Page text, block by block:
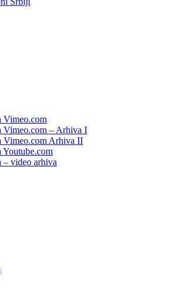
Vimeo.com
Vimeo.com – Arhiva I
Vimeo.com Arhiva II
Youtube.com
– video arhiva